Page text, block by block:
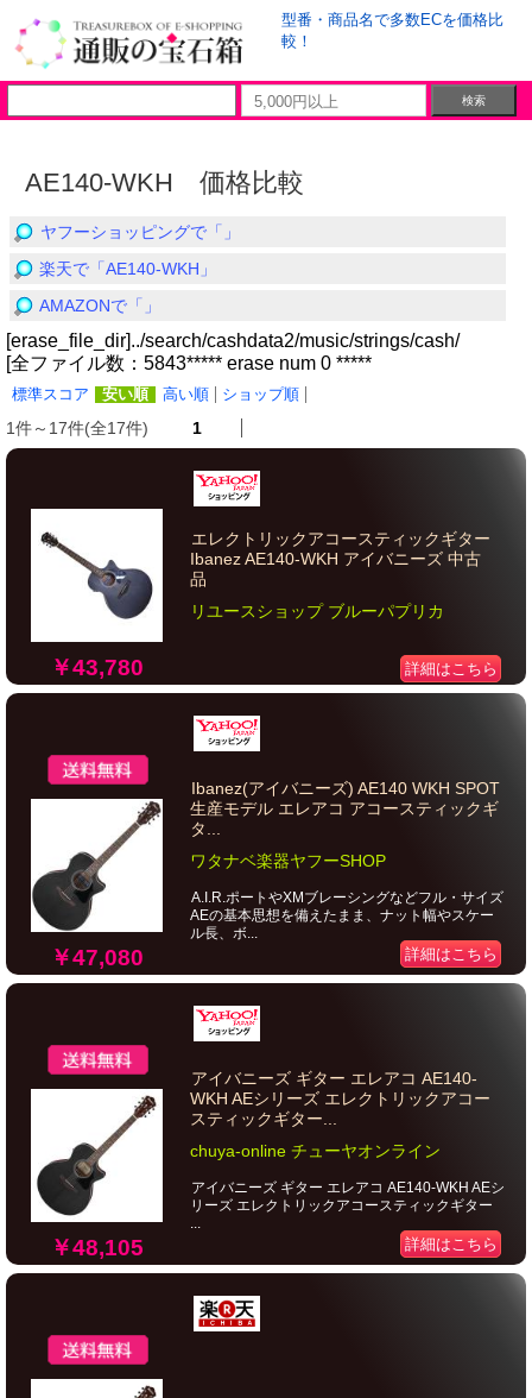
型番・商品名で多数ECを価格比
較！
AE140-WKH 価格比較
ヤフーショッピングで「」
楽天で「AE140-WKH」
AMAZONで「」
[erase_file_dir]../search/cashdata2/music/strings/cash/
[全ファイル数：5843***** erase num 0 *****
標準スコア 安い順 高い順 ショップ順
1件～17件(全17件) 1
￥43,780
エレクトリックアコースティックギター
Ibanez AE140-WKH アイバニーズ 中古
品
リユースショップ ブルーパプリカ
詳細はこちら
￥47,080
Ibanez(アイバニーズ) AE140 WKH SPOT
生産モデル エレアコ アコースティックギ
タ...
ワタナベ楽器ヤフーSHOP
A.I.R.ポートやXMブレーシングなどフル・サイズ
AEの基本思想を備えたまま、ナット幅やスケー
ル長、ボ...
詳細はこちら
￥48,105
アイバニーズ ギター エレアコ AE140-
WKH AEシリーズ エレクトリックアコー
スティックギター...
chuya-online チューヤオンライン
アイバニーズ ギター エレアコ AE140-WKH AEシ
リーズ エレクトリックアコースティックギター
...
詳細はこちら